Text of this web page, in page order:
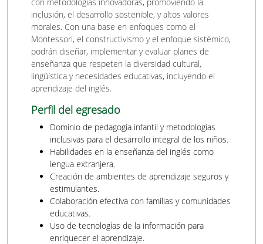
inclusión, el desarrollo sostenible, y altos valores
morales. Con una base en enfoques como el
Montessori, el constructivismo y el enfoque sistémico,
podrán diseñar, implementar y evaluar planes de
enseñanza que respeten la diversidad cultural,
lingüística y necesidades educativas, incluyendo el
aprendizaje del inglés.
Perfil del egresado
Dominio de pedagogía infantil y metodologías
inclusivas para el desarrollo integral de los niños.
Habilidades en la enseñanza del inglés como
lengua extranjera.
Creación de ambientes de aprendizaje seguros y
estimulantes.
Colaboración efectiva con familias y comunidades
educativas.
Uso de tecnologías de la información para
enriquecer el aprendizaje.